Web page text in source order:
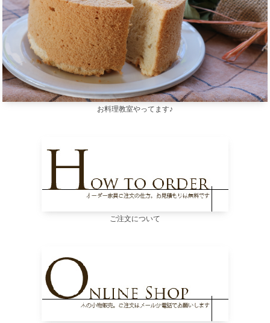
お料理教室やってます♪
ご注文について